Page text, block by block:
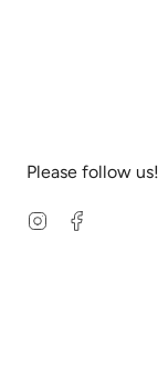
Please follow us!
Instagram